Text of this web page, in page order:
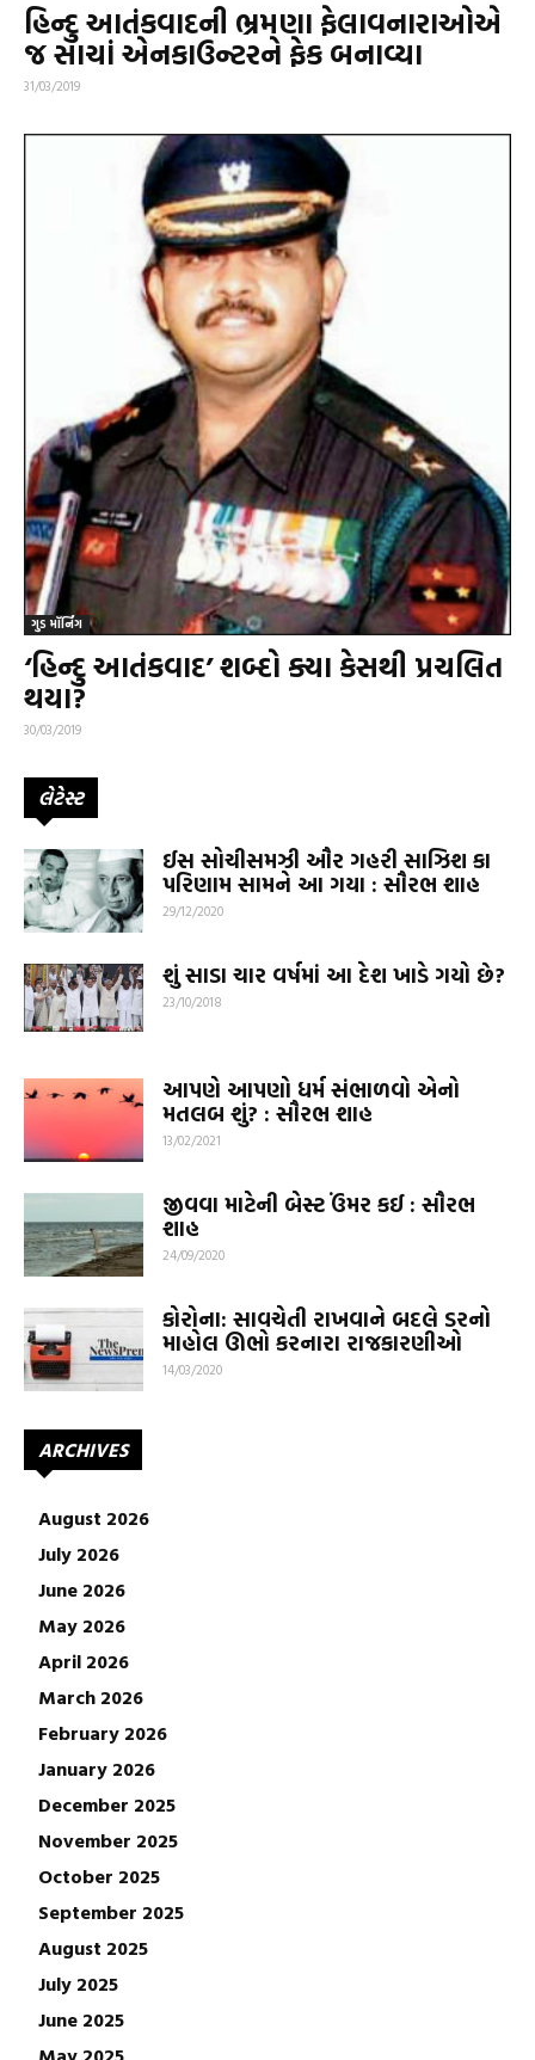
હિન્દુ આતંકવાદની ભ્રમણા ફેલાવનારાઓએ
જ સાચાં એનકાઉન્ટરને ફેક બનાવ્યા
31/03/2019
ગુડ મૉર્નિંગ
‘હિન્દુ આતંકવાદ’ શબ્દો ક્યા કેસથી પ્રચલિત
થયા?
30/03/2019
લેટેસ્ટ
ઈસ સોચીસમઝી ઔર ગહરી સાઝિશ કા
પરિણામ સામને આ ગયા : સૌરભ શાહ
29/12/2020
શું સાડા ચાર વર્ષમાં આ દેશ ખાડે ગયો છે?
23/10/2018
આપણે આપણો ધર્મ સંભાળવો એનો
મતલબ શું? : સૌરભ શાહ
13/02/2021
જીવવા માટેની બેસ્ટ ઉંમર કઈ : સૌરભ
શાહ
24/09/2020
કોરોના: સાવચેતી રાખવાને બદલે ડરનો
માહોલ ઊભો કરનારા રાજકારણીઓ
14/03/2020
ARCHIVES
August 2026
July 2026
June 2026
May 2026
April 2026
March 2026
February 2026
January 2026
December 2025
November 2025
October 2025
September 2025
August 2025
July 2025
June 2025